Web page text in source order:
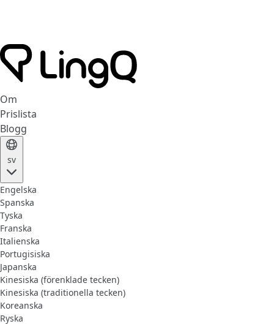
Om
Prislista
Blogg
sv
Engelska
Spanska
Tyska
Franska
Italienska
Portugisiska
Japanska
Kinesiska (förenklade tecken)
Kinesiska (traditionella tecken)
Koreanska
Ryska